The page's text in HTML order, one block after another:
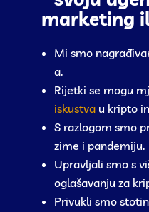
marketing
Mi smo
a.
Rijetki se mogu
iskustvau kripto
S razlogom smo
zime i pandemiju.
Upravljali smo s
oglašavanju za
Privukli smo